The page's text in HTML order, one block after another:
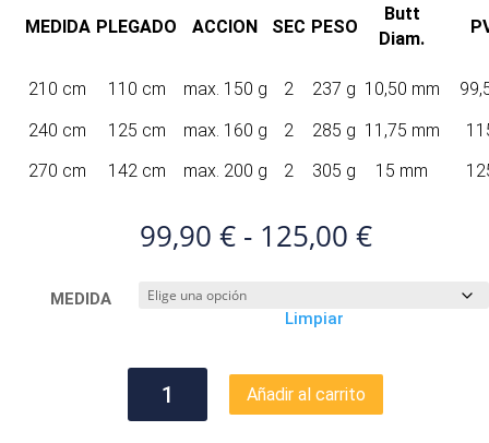
MEDIDA PLEGADO ACCION SEC PESO
Butt
Diam.
210 cm 110 cm max. 150 g 2 237 g 10,50 mm
240 cm
125 cm max. 160 g 2 285 g 11,75 mm
270 cm
142 cm max. 200 g 2 305 g 15 mm
99,90 € - 125,00 €Rango
de
precios:
125,00 €
MEDIDA
Limpiar
CINNETIC
Añadir al carrito